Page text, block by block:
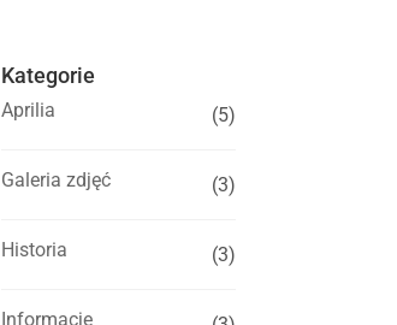
Kategorie
Aprilia (5)
Galeria zdjęć (3)
Historia (3)
Informacje